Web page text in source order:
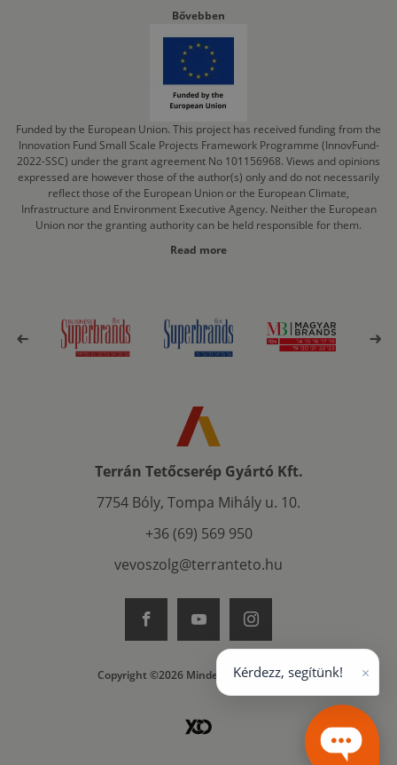
Bővebben
Funded by the European Union. This project has received funding from the
Innovation Fund Small Scale Projects Framework Programme (InnovFund-
2022-SSC) under the grant agreement No 101156968. Views and opinions
expressed are however those of the author(s) only and do not necessarily
reflect those of the European Union or the European Climate,
Infrastructure and Environment Executive Agency. Neither the European
Union nor the granting authority can be held responsible for them.
Read more
Terrán Tetőcserép Gyártó Kft.
7754 Bóly, Tompa Mihály u. 10.
+36 (69) 569 950
vevoszolg@terranteto.hu
Copyright ©2026 Minden jog fenntartva
Kérdezz, segítünk! ×